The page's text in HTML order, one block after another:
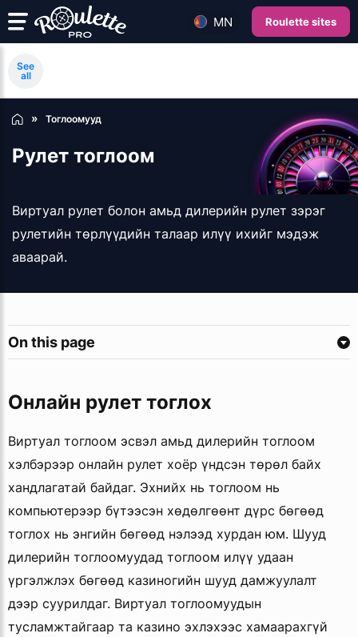
MN Roulette sites
See
all
Тоглоомууд
Рулет тоглоом
Виртуал рулет болон амьд дилерийн рулет зэрэг
рулетийн төрлүүдийн талаар илүү ихийг мэдэж
аваарай.
On this page
Онлайн рулет тоглох
Виртуал тоглоом эсвэл амьд дилерийн тоглоом
хэлбэрээр онлайн рулет хоёр үндсэн төрөл байх
хандлагатай байдаг. Эхнийх нь тоглоом нь
компьютерээр бүтээсэн хөдөлгөөнт дүрс бөгөөд
тоглох нь энгийн бөгөөд нэлээд хурдан юм. Шууд
дилерийн тоглоомуудад тоглоом илүү удаан
үргэлжлэх бөгөөд казиногийн шууд дамжуулалт
дээр суурилдаг. Виртуал тоглоомуудын
тусламжтайгаар та казино эхлэхээс хамаарахгүй